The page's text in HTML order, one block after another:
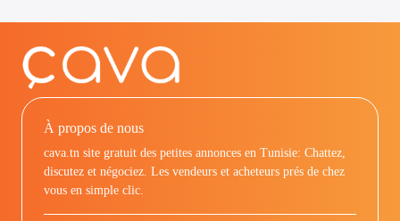
À propos de nous
cava.tn site gratuit des petites annonces en Tunisie: Chattez,
discutez et négociez. Les vendeurs et acheteurs prés de chez
vous en simple clic.